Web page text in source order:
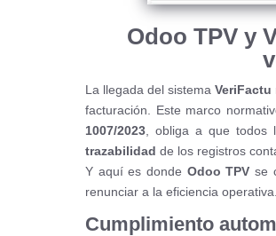
Odoo TPV y
La llegada del sistema VeriFactu
facturación. Este marco
1007/2023 , obliga a que todos
trazabilidad de los registros
Y aquí es donde Odoo TPV se
renunciar a la eficiencia operativa.
Cumplimiento